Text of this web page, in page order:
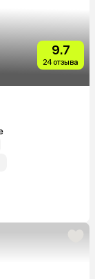
9.7
24 отзыва